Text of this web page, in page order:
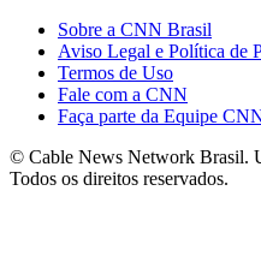
Sobre a CNN Brasil
Aviso Legal e Política de
Termos de Uso
Fale com a CNN
Faça parte da Equipe
© Cable News Network Brasil.
Todos os direitos reservados.